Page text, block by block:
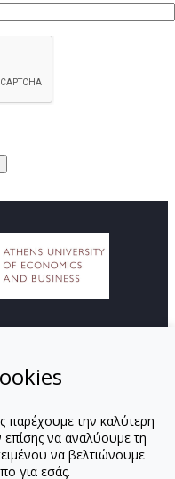
παρέχουμε την καλύτερη
επίσης να αναλύουμε τη
να βελτιώνουμε
για εσάς.